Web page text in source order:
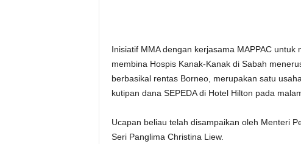
Inisiatif MMA dengan kerjasama MAPPAC
membina Hospis Kanak-Kanak di Sabah
berbasikal rentas Borneo, merupakan satu
kutipan dana SEPEDA di Hotel Hilton pada
Ucapan beliau telah disampaikan oleh Menteri
Seri Panglima Christina Liew.